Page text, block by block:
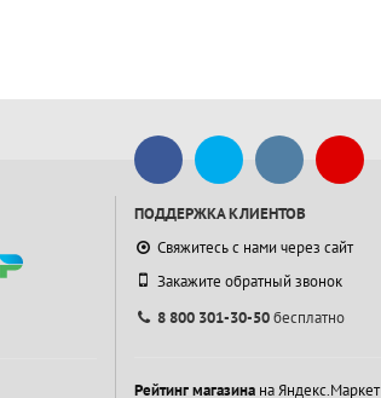
ПОДДЕРЖКА КЛИЕНТОВ
Свяжитесь с нами через сайт
Закажите обратный звонок
8 800 301-30-50бесплатно
Рейтинг магазинана Яндекс.Маркет